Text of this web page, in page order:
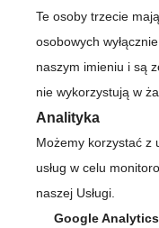
Te osoby trzecie
osobowych
naszym imieniu i są
nie wykorzystują w
Analityka
Możemy korzystać z
usług w celu
naszej Usługi.
Google Analytics